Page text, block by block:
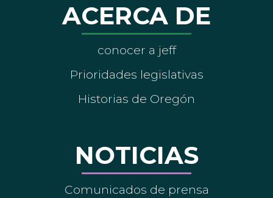
ACERCA DE
conocer a jeff
Prioridades legislativas
Historias de Oregón
NOTICIAS
Comunicados de prensa